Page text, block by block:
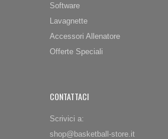
Software
Lavagnette
Accessori Allenatore
Offerte Speciali
CONTATTACI
Scrivici a:
shop@basketball-store.it